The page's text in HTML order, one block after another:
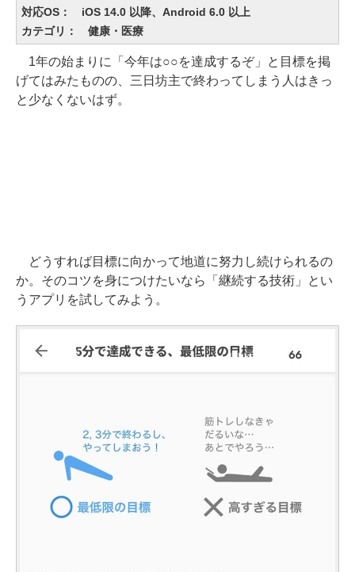
対応OS： iOS 14.0 以降、Android 6.0 以上
カテゴリ： 健康・医療
1年の始まりに「今年は○○を達成するぞ」と目標を掲
げてはみたものの、三日坊主で終わってしまう人はきっ
と少なくないはず。
どうすれば目標に向かって地道に努力し続けられるの
か。そのコツを身につけたいなら「継続する技術」とい
うアプリを試してみよう。